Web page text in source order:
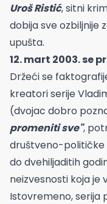
Uroš Ristić, sitni
dobija sve ozbiljnije
upušta.
12. mart 2003. se
Držeći se
kreatori serije
(dvojac dobro
promeniti sve",
društveno-političke
do dvehiljaditih
neizvesnosti koja je
Istovremeno, serija